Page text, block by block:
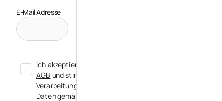
E-Mail Adresse
Ich akzeptiere die
AGB und stimme der
Verarbeitung meiner
Daten gemäß der